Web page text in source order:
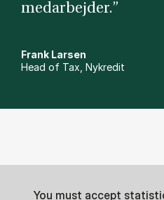
medarbejder.”
Frank Larsen
Head of Tax, Nykredit
You must accept